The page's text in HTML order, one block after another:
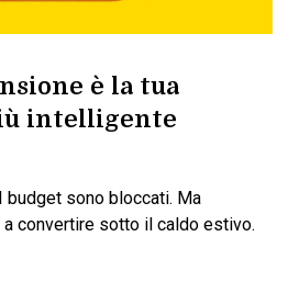
è la tua
intelligente
budget sono bloccati. Ma
a convertire sotto il caldo estivo.